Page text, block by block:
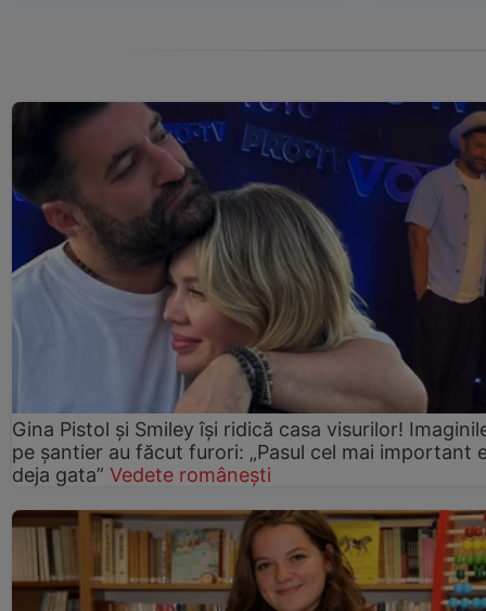
Gina Pistol și Smiley își ridică casa visurilor!
pe șantier au făcut furori: „Pasul cel mai important
deja gata” Vedete românești